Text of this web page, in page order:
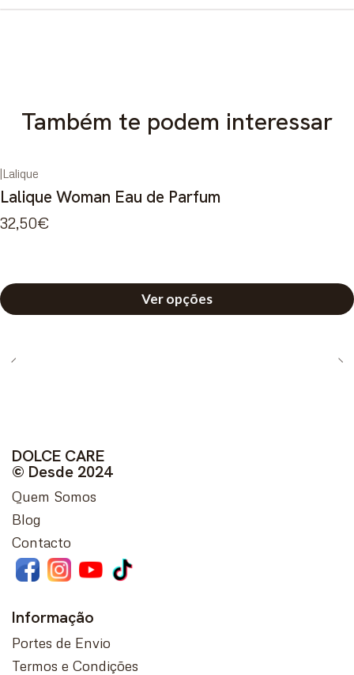
Também te podem interessar
|Lalique
Lalique Woman Eau de Parfum
32,50€
Ver opções
DOLCE CARE
© Desde 2024
Quem Somos
Blog
Contacto
Informação
Portes de Envio
Termos e Condições